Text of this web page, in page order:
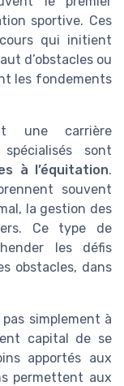
sportive. Ces
qui initient
d’obstacles ou
les fondements
une carrière
sont
à l’équitation.
souvent
la gestion des
Ce type de
les défis
obstacles, dans
simplement à
capital de se
apportés aux
permettent aux